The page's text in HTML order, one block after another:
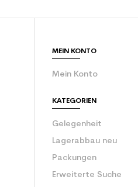
MEIN KONTO
Mein Konto
KATEGORIEN
Gelegenheit
Lagerabbau neu
Packungen
Erweiterte Suche